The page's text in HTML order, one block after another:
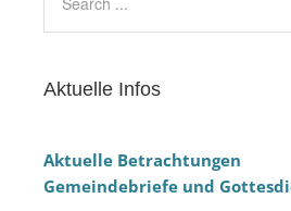
Aktuelle Infos
Aktuelle Betrachtungen
Gemeindebriefe und